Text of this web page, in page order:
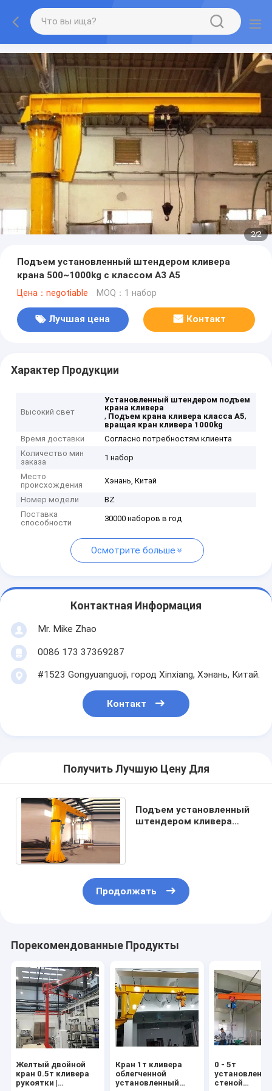
2/2
Подъем установленный штендером кливера
крана 500~1000kg с классом A3 A5
Цена：negotiable MOQ：1 набор
Лучшая цена Контакт
Характер Продукции
Высокий свет
Установленный штендером подъем
крана кливера
, Подъем крана кливера класса A5,
вращая кран кливера 1000kg
Время доставки
Согласно потребностям клиента
Количество мин
заказа
1 набор
Место
происхождения
Хэнань, Китай
Номер модели
BZ
Поставка
способности
30000 наборов в год
Осмотрите больше
Контактная Информация
Mr. Mike Zhao
0086 173 37369287
#1523 Gongyuanguoji, город Xinxiang, Хэнань, Китай.
Контакт
Получить Лучшую Цену Для
Подъем установленный
штендером кливера
Продолжать
Порекомендованные Продукты
Желтый двойной
кран 0.5т кливера
рукоятки |
Кран 1т кливера
облегченной
установленный
0 - 5т
стеной